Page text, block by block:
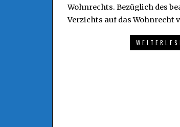
Wohnrechts. Bezüglich des
Verzichts auf das Wohnrecht